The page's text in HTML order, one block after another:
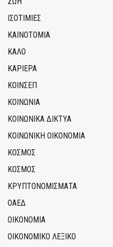
ΙΣΟΤΙΜΙΕΣ
ΚΑΙΝΟΤΟΜΊΑ
ΚΑΛΟ
ΚΑΡΙΕΡΑ
ΚΟΙΝΣΕΠ
ΚΟΙΝΩΝΙΑ
ΚΟΙΝΩΝΙΚΆ ΔΊΚΤΥΑ
ΚΟΙΝΩΝΙΚΉ ΟΙΚΟΝΟΜΊΑ
ΚΟΣΜΟΣ
ΚΟΣΜΟΣ
ΚΡΥΠΤΟΝΟΜΊΣΜΑΤΑ
ΟΑΕΔ
ΟΙΚΟΝΟΜΙΑ
ΟΙΚΟΝΟΜΙΚΟ ΛΕΞΙΚΟ